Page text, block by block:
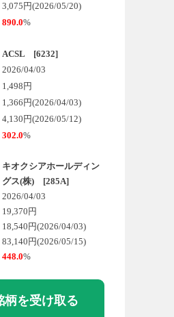
3,075円(2026/05/20)
890.0%
ACSL [6232]
2026/04/03
1,498円
1,366円(2026/04/03)
4,130円(2026/05/12)
302.0%
キオクシアホールディン
グス(株) [285A]
2026/04/03
19,370円
18,540円(2026/04/03)
83,140円(2026/05/15)
448.0%
柄を受け取る